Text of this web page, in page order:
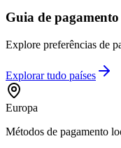
Guia de
Explore preferências de
Explorar tudo países
Europa
Métodos de pagamento